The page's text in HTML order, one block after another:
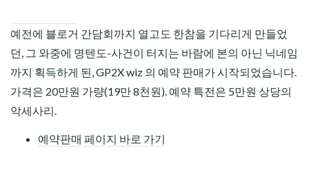
예전에 블로거 간담회까지 열고도 한참을 기다리게 만들었
던, 그 와중에 명텐도-사건이 터지는 바람에 본의 아닌 닉네임
까지 획득하게 된, GP2X wiz 의 예약 판매가 시작되었습니다.
가격은 20만원 가량(19만 8천원). 예약 특전은 5만원 상당의
악세사리.
예약판매 페이지 바로 가기